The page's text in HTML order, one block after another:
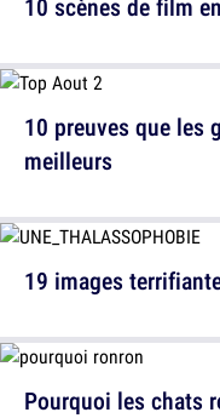
19 images
10 preuves que les
meilleurs
Pourquoi les chats